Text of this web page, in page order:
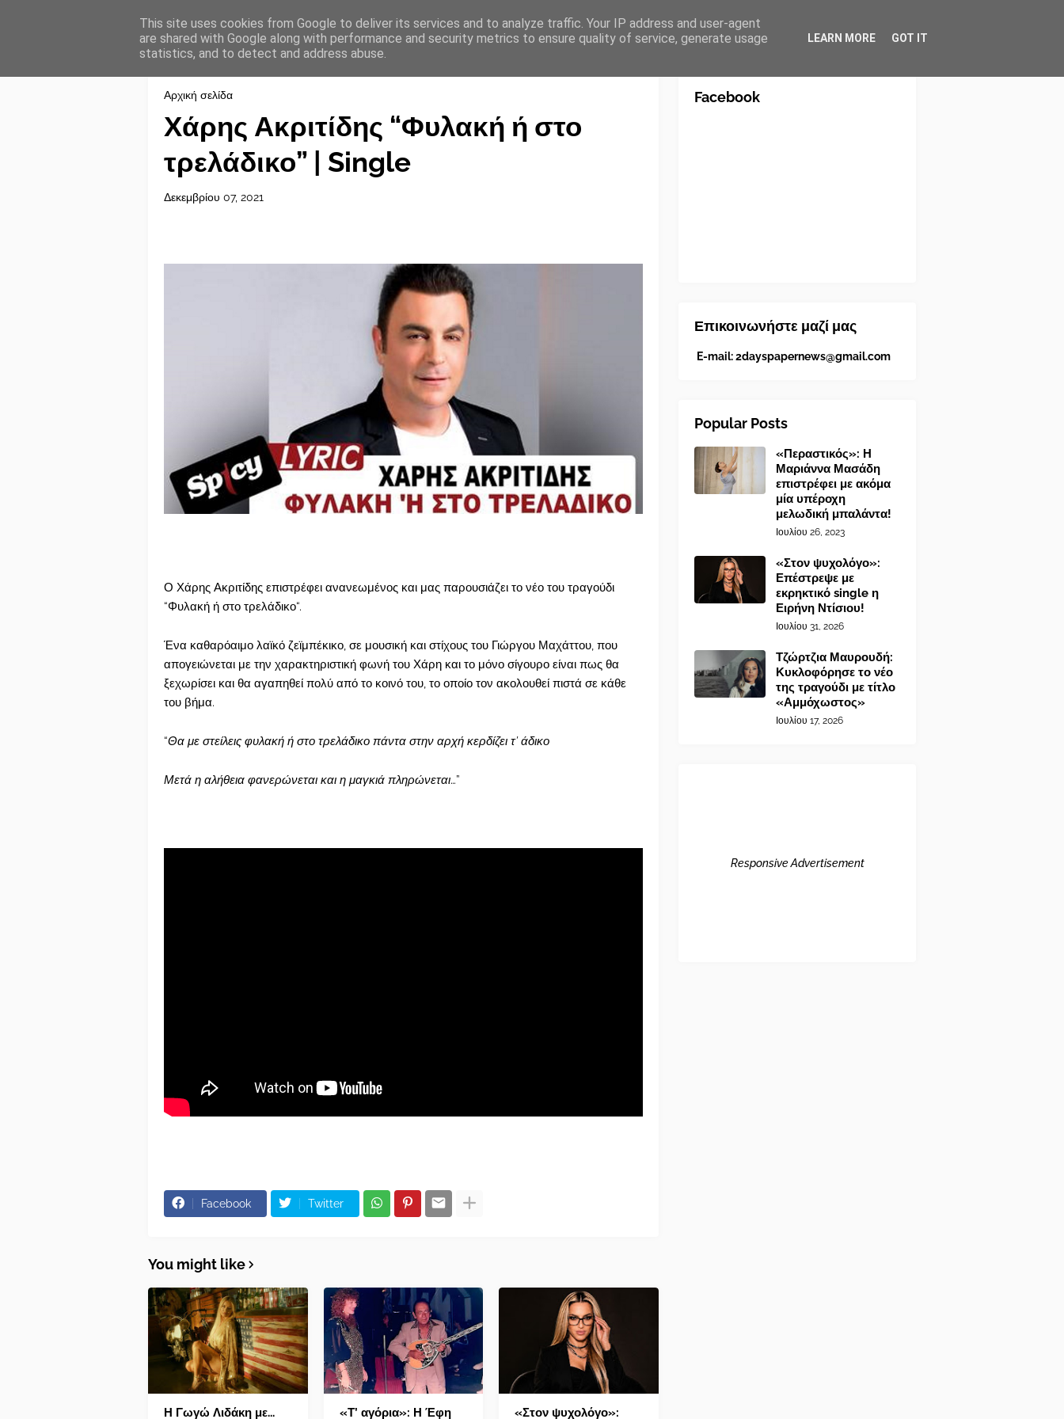
Αρχική σελίδα
Χάρης Ακριτίδης “Φυλακή ή στο
τρελάδικο” | Single
Δεκεμβρίου 07, 2021
Ο Χάρης Ακριτίδης επιστρέφει ανανεωμένος και μας παρουσιάζει το νέο του τραγούδι
“Φυλακή ή στο τρελάδικο“.
Ένα καθαρόαιμο λαϊκό ζεϊμπέκικο, σε μουσική και στίχους του Γιώργου Μαχάττου, που
απογειώνεται με την χαρακτηριστική φωνή του Χάρη και το μόνο σίγουρο είναι πως θα
ξεχωρίσει και θα αγαπηθεί πολύ από το κοινό του, το οποίο τον ακολουθεί πιστά σε κάθε
του βήμα.
“Θα με στείλεις φυλακή ή στο τρελάδικο πάντα στην αρχή κερδίζει τ’ άδικο
Μετά η αλήθεια φανερώνεται και η μαγκιά πληρώνεται…”
Facebook Twitter
You might like
Η Γωγώ Λιδάκη με... «Τ’ αγόρια»: Η Έφη «Στον ψυχολόγο»:
Facebook
Επικοινωνήστε μαζί μας
E-mail:2dayspapernews@gmail.com
Popular Posts
«Περαστικός»: Η
Μαριάννα Μασάδη
επιστρέφει με ακόμα
μία υπέροχη
μελωδική μπαλάντα!
Ιουλίου 26, 2023
«Στον ψυχολόγο»:
Επέστρεψε με
εκρηκτικό single η
Ειρήνη Ντίσιου!
Ιουλίου 31, 2026
Τζώρτζια Μαυρουδή:
Κυκλοφόρησε το νέο
της τραγούδι με τίτλο
«Αμμόχωστος»
Ιουλίου 17, 2026
Responsive Advertisement
This site uses cookies from Google to deliver its services and to analyze traffic. Your IP address and user-agent
are shared with Google along with performance and security metrics to ensure quality of service, generate usage
statistics, and to detect and address abuse.
LEARN MORE GOT IT